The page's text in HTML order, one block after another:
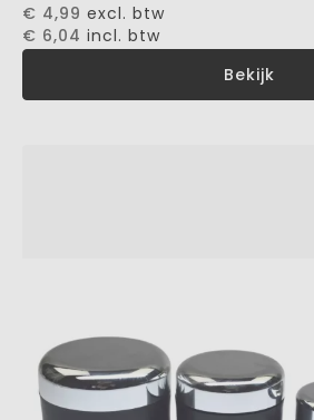
€ 4,99 excl. btw
€ 6,04 incl. btw
Bekijk